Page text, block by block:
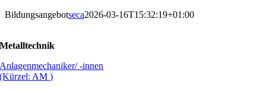
Bildungsangebotseca2026-03-16T15:32:19+01:00
Metalltechnik
Anlagenmechaniker/ -innen
(Kürzel: AM )